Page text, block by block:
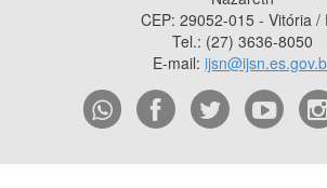
CEP: 29052-015 - Vitória /
Tel.: (27) 3636-8050
E-mail: